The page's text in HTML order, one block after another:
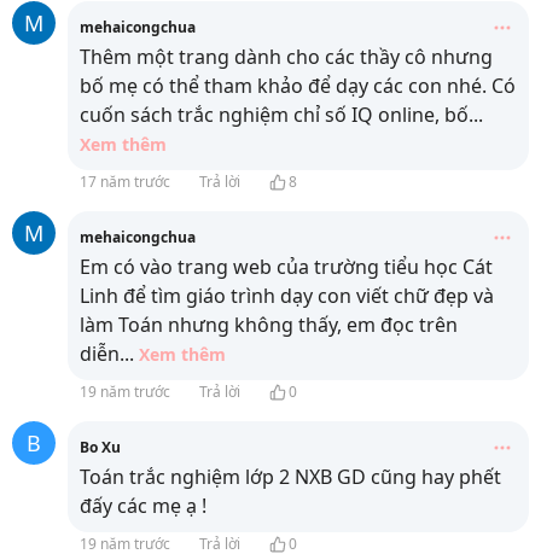
M mehaicongchua
Thêm một trang dành cho các thầy cô nhưng
bố mẹ có thể tham khảo để dạy các con nhé. Có
cuốn sách trắc nghiệm chỉ số IQ online, bố...
Xem thêm
17 năm trước Trả lời 8
M mehaicongchua
Em có vào trang web của trường tiểu học Cát
Linh để tìm giáo trình dạy con viết chữ đẹp và
làm Toán nhưng không thấy, em đọc trên
diễn... Xem thêm
19 năm trước Trả lời 0
B Bo Xu
Toán trắc nghiệm lớp 2 NXB GD cũng hay phết
đấy các mẹ ạ !
19 năm trước Trả lời 0